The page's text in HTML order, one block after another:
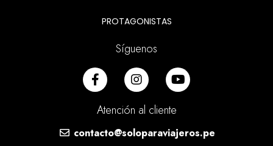
PROTAGONISTAS
Síguenos
Atención al cliente
contacto@soloparaviajeros.pe